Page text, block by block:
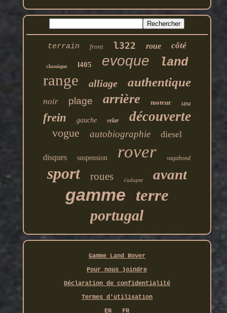
terrain front l322 roue côté
classique l405 evoque land
range alliage authentique
noir plage arrière moteur l494
frein gauche velar découverte
vogue autobiographie diesel
disques suspension rover vagabond
sport roues s'adapte avant
gamme terre
portugal
Gamme Land Rover
Pour nous joindre
Déclaration de confidentialité
Termes d'utilisation
EN
FR